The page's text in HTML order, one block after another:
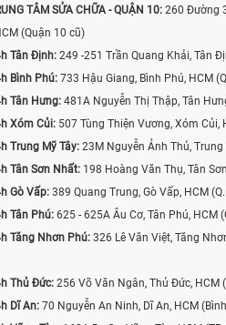
TÂM SỬA CHỮA - QUẬN 10: 260 Đường
(Quận 10 cũ)
Tân Định: 249 -251 Trần Quang Khải, Tân
Bình Phú: 733 Hậu Giang, Bình Phú, HCM
Tân Hưng: 481A Nguyễn Thị Thập, Tân
Xóm Củi: 507 Tùng Thiện Vương, Xóm Củi,
Trung Mỹ Tây: 23M Nguyễn Ảnh Thủ, Trung
Tân Sơn Nhất: 198 Hoàng Văn Thụ, Tân
Gò Vấp: 389 Quang Trung, Gò Vấp, HCM
Tân Phú: 625 - 625A Âu Cơ, Tân Phú, HCM
Tăng Nhơn Phú: 326 Lê Văn Việt, Tăng
Thủ Đức: 256 Võ Văn Ngân, Thủ Đức, HCM
Dĩ An: 70 Nguyễn An Ninh, Dĩ An, HCM